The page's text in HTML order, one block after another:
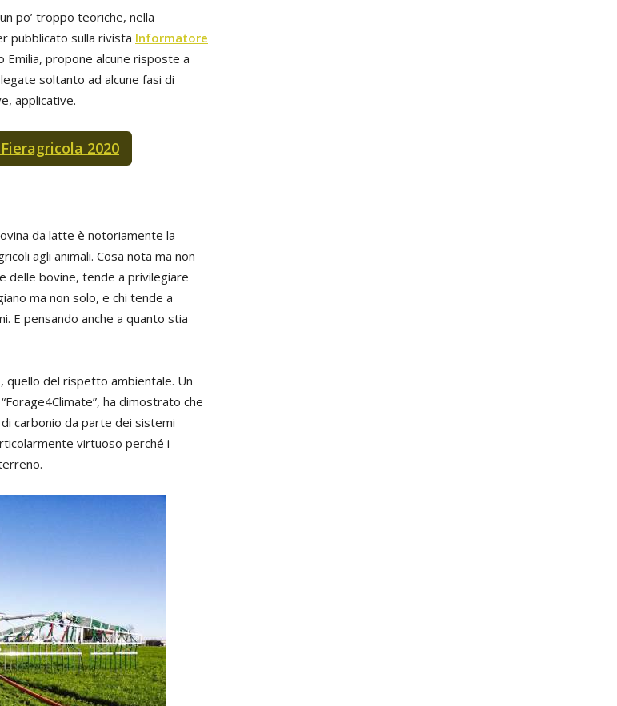
po’ troppo teoriche, nella
pubblicato sulla rivista Informatore
Emilia, propone alcune risposte a
soltanto ad alcune fasi di
applicative.
2020
da latte è notoriamente la
agli animali. Cosa nota ma non
delle bovine, tende a privilegiare
ma non solo, e chi tende a
E pensando anche a quanto stia
quello del rispetto ambientale. Un
ha dimostrato che
carbonio da parte dei sistemi
virtuoso perché i